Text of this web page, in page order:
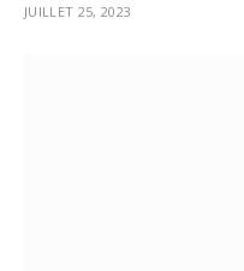
JUILLET 25, 2023